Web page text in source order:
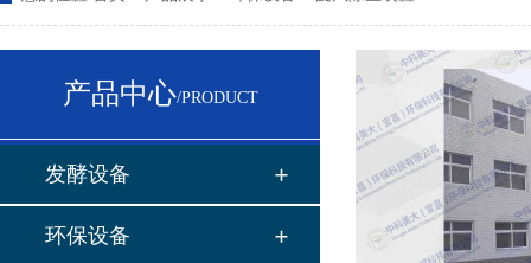
产品中心/PRODUCT
发酵设备
环保设备